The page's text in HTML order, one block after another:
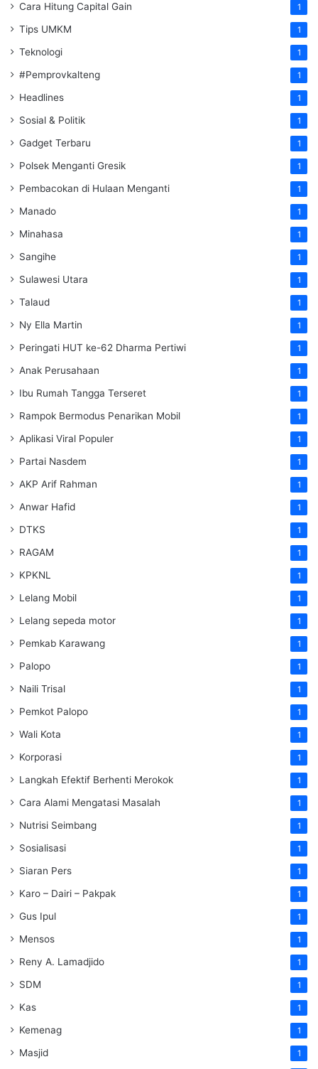
Cara Hitung Capital Gain 1
Tips UMKM 1
Teknologi 1
#Pemprovkalteng 1
Headlines 1
Sosial & Politik 1
Gadget Terbaru 1
Polsek Menganti Gresik 1
Pembacokan di Hulaan Menganti 1
Manado 1
Minahasa 1
Sangihe 1
Sulawesi Utara 1
Talaud 1
Ny Ella Martin 1
Peringati HUT ke-62 Dharma Pertiwi 1
Anak Perusahaan 1
Ibu Rumah Tangga Terseret 1
Rampok Bermodus Penarikan Mobil 1
Aplikasi Viral Populer 1
Partai Nasdem 1
AKP Arif Rahman 1
Anwar Hafid 1
DTKS 1
RAGAM 1
KPKNL 1
Lelang Mobil 1
Lelang sepeda motor 1
Pemkab Karawang 1
Palopo 1
Naili Trisal 1
Pemkot Palopo 1
Wali Kota 1
Korporasi 1
Langkah Efektif Berhenti Merokok 1
Cara Alami Mengatasi Masalah 1
Nutrisi Seimbang 1
Sosialisasi 1
Siaran Pers 1
Karo – Dairi – Pakpak 1
Gus Ipul 1
Mensos 1
Reny A. Lamadjido 1
SDM 1
Kas 1
Kemenag 1
Masjid 1